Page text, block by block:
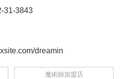
31-3843
dreamin
魔術師加盟店